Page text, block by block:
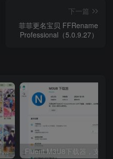
下一篇
菲菲更名宝贝 FFRename
Professional（5.0.9.27）
Kazumi番剧采集v1.6.9：支持自定义规则+在线观看+弹幕，跨平台下载 Fluent M3U8下载器，支持